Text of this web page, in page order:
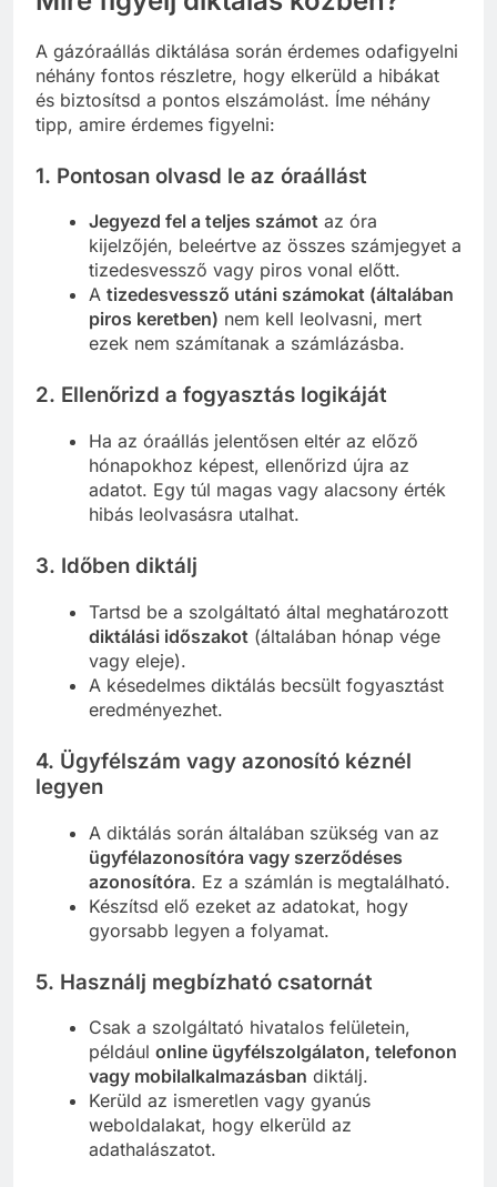
A gázóraállás diktálása során érdemes odafigyelni
néhány fontos részletre, hogy elkerüld a hibákat
és biztosítsd a pontos elszámolást. Íme néhány
tipp, amire érdemes figyelni:
1. Pontosan olvasd le az óraállást
Jegyezd fel a teljes számot az óra
kijelzőjén, beleértve az összes számjegyet a
tizedesvessző vagy piros vonal előtt.
A tizedesvessző utáni számokat (általában
piros keretben) nem kell leolvasni, mert
ezek nem számítanak a számlázásba.
2. Ellenőrizd a fogyasztás logikáját
Ha az óraállás jelentősen eltér az előző
hónapokhoz képest, ellenőrizd újra az
adatot. Egy túl magas vagy alacsony érték
hibás leolvasásra utalhat.
3. Időben diktálj
Tartsd be a szolgáltató által meghatározott
diktálási időszakot (általában hónap vége
vagy eleje).
A késedelmes diktálás becsült fogyasztást
eredményezhet.
4. Ügyfélszám vagy azonosító kéznél
legyen
A diktálás során általában szükség van az
ügyfélazonosítóra vagy szerződéses
azonosítóra. Ez a számlán is megtalálható.
Készítsd elő ezeket az adatokat, hogy
gyorsabb legyen a folyamat.
5. Használj megbízható csatornát
Csak a szolgáltató hivatalos felületein,
például online ügyfélszolgálaton, telefonon
vagy mobilalkalmazásban diktálj.
Kerüld az ismeretlen vagy gyanús
weboldalakat, hogy elkerüld az
adathalászatot.